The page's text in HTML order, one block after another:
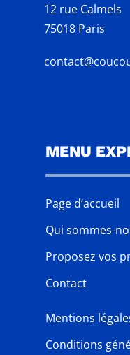
12 rue Calmels
75018 Paris
MENU
Page d’accueil
Qui sommes-
Proposez vos
Contact
Mentions
Conditions